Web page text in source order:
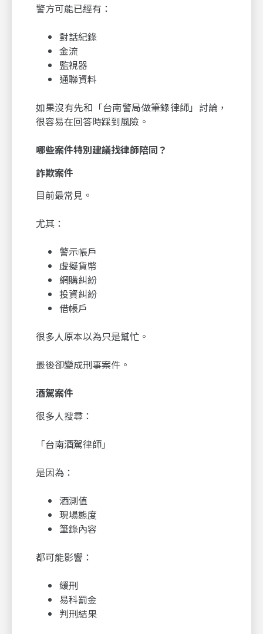
警方可能已經有：
對話紀錄
金流
監視器
通聯資料
如果沒有先和「台南警局做筆錄律師」討論，
很容易在回答時踩到風險。
哪些案件特別建議找律師陪同？
詐欺案件
目前最常見。
尤其：
警示帳戶
虛擬貨幣
網購糾紛
投資糾紛
借帳戶
很多人原本以為只是幫忙。
最後卻變成刑事案件。
酒駕案件
很多人搜尋：
「台南酒駕律師」
是因為：
酒測值
現場態度
筆錄內容
都可能影響：
緩刑
易科罰金
判刑結果